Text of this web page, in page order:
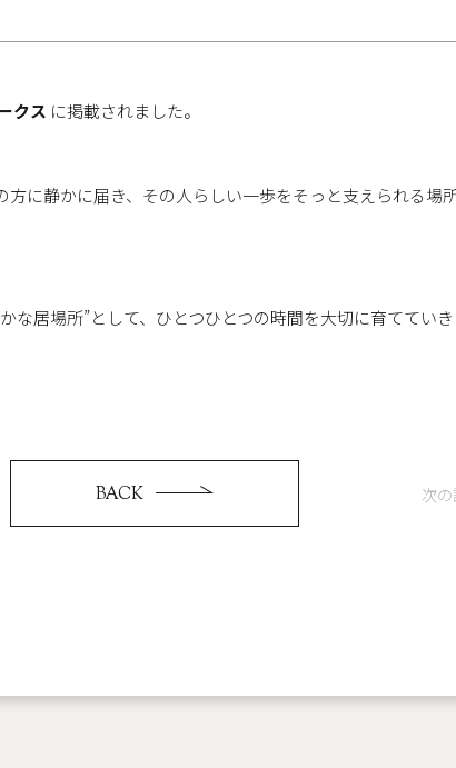
クス に掲載されました。
に静かに届き、その人らしい一歩をそっと支えられる場
な居場所”として、ひとつひとつの時間を大切に育てていき
BACK 次